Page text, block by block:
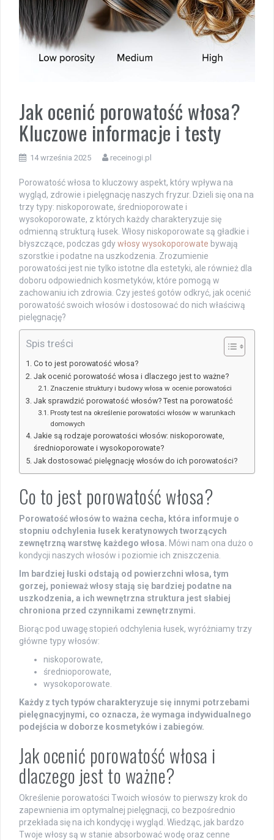
Jak ocenić porowatość włosa?
Kluczowe informacje i testy
14 września 2025 receinogi.pl
Porowatość włosa to kluczowy aspekt, który wpływa na
wygląd, zdrowie i pielęgnację naszych fryzur. Dzieli się ona na
trzy typy: niskoporowate, średnioporowate i
wysokoporowate, z których każdy charakteryzuje się
odmienną strukturą łusek. Włosy niskoporowate są gładkie i
błyszczące, podczas gdywłosy wysokoporowate bywają
szorstkie i podatne na uszkodzenia. Zrozumienie
porowatości jest nie tylko istotne dla estetyki, ale również dla
doboru odpowiednich kosmetyków, które pomogą w
zachowaniu ich zdrowia. Czy jesteś gotów odkryć, jak ocenić
porowatość swoich włosów i dostosować do nich właściwą
pielęgnację?
Spis treści
Co to jest porowatość włosa?
Jak ocenić porowatość włosa i dlaczego jest to ważne?
Znaczenie struktury i budowy włosa w ocenie porowatości
Jak sprawdzić porowatość włosów? Test na porowatość
Prosty test na określenie porowatości włosów w warunkach
domowych
Jakie są rodzaje porowatości włosów: niskoporowate,
średnioporowate i wysokoporowate?
Jak dostosować pielęgnację włosów do ich porowatości?
Co to jest porowatość włosa?
Porowatość włosów to ważna cecha, która informuje o
stopniu odchylenia łusek keratynowych tworzących
zewnętrzną warstwę każdego włosa. Mówi nam ona dużo o
kondycji naszych włosów i poziomie ich zniszczenia.
Im bardziej łuski odstają od powierzchni włosa, tym
gorzej, ponieważ włosy stają się bardziej podatne na
uszkodzenia, a ich wewnętrzna struktura jest słabiej
chroniona przed czynnikami zewnętrznymi.
Biorąc pod uwagę stopień odchylenia łusek, wyróżniamy trzy
główne typy włosów:
niskoporowate,
średnioporowate,
wysokoporowate.
Każdy z tych typów charakteryzuje się innymi potrzebami
pielęgnacyjnymi, co oznacza, że wymaga indywidualnego
podejścia w doborze kosmetyków i zabiegów.
Jak ocenić porowatość włosa i
dlaczego jest to ważne?
Określenie porowatości Twoich włosów to pierwszy krok do
zapewnienia im optymalnej pielęgnacji, co bezpośrednio
przekłada się na ich kondycję i wygląd. Wiedząc, jak bardzo
Twoje włosy są w stanie absorbować wodę oraz cenne